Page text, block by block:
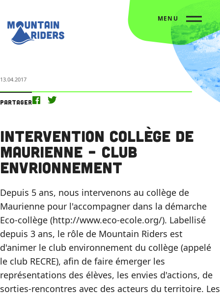
MENU
13.04.2017
Partager
Intervention collège de
Maurienne – Club
envrionnement
Depuis 5 ans, nous intervenons au collège de
Maurienne pour l'accompagner dans la démarche
Eco-collège (http://www.eco-ecole.org/). Labellisé
depuis 3 ans, le rôle de Mountain Riders est
d'animer le club environnement du collège (appelé
le club RECRE), afin de faire émerger les
représentations des élèves, les envies d'actions, de
sorties-rencontres avec des acteurs du territoire. Les